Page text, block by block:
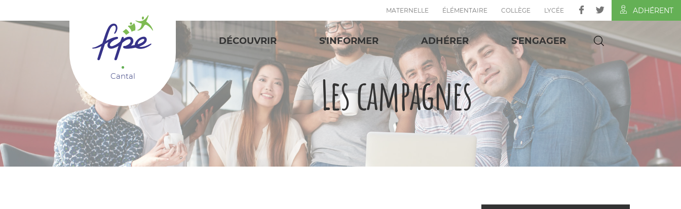
MATERNELLE ÉLÉMENTAIRE COLLÈGE LYCÉE ADHÉRENT
Cantal
DÉCOUVRIR S'INFORMER ADHÉRER S'ENGAGER
Les campagnes